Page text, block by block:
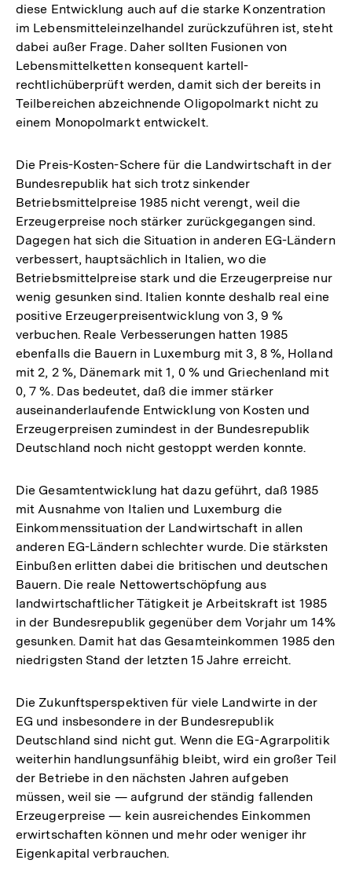
diese Entwicklung auch auf die starke Konzentration
im Lebensmitteleinzelhandel zurückzuführen ist, steht
dabei außer Frage. Daher sollten Fusionen von
Lebensmittelketten konsequent kartell-
rechtlichüberprüft werden, damit sich der bereits in
Teilbereichen abzeichnende Oligopolmarkt nicht zu
einem Monopolmarkt entwickelt.
Die Preis-Kosten-Schere für die Landwirtschaft in der
Bundesrepublik hat sich trotz sinkender
Betriebsmittelpreise 1985 nicht verengt, weil die
Erzeugerpreise noch stärker zurückgegangen sind.
Dagegen hat sich die Situation in anderen EG-Ländern
verbessert, hauptsächlich in Italien, wo die
Betriebsmittelpreise stark und die Erzeugerpreise nur
wenig gesunken sind. Italien konnte deshalb real eine
positive Erzeugerpreisentwicklung von 3, 9 %
verbuchen. Reale Verbesserungen hatten 1985
ebenfalls die Bauern in Luxemburg mit 3, 8 %, Holland
mit 2, 2 %, Dänemark mit 1, 0 % und Griechenland mit
0, 7 %. Das bedeutet, daß die immer stärker
auseinanderlaufende Entwicklung von Kosten und
Erzeugerpreisen zumindest in der Bundesrepublik
Deutschland noch nicht gestoppt werden konnte.
Die Gesamtentwicklung hat dazu geführt, daß 1985
mit Ausnahme von Italien und Luxemburg die
Einkommenssituation der Landwirtschaft in allen
anderen EG-Ländern schlechter wurde. Die stärksten
Einbußen erlitten dabei die britischen und deutschen
Bauern. Die reale Nettowertschöpfung aus
landwirtschaftlicher Tätigkeit je Arbeitskraft ist 1985
in der Bundesrepublik gegenüber dem Vorjahr um 14%
gesunken. Damit hat das Gesamteinkommen 1985 den
niedrigsten Stand der letzten 15 Jahre erreicht.
Die Zukunftsperspektiven für viele Landwirte in der
EG und insbesondere in der Bundesrepublik
Deutschland sind nicht gut. Wenn die EG-Agrarpolitik
weiterhin handlungsunfähig bleibt, wird ein großer Teil
der Betriebe in den nächsten Jahren aufgeben
müssen, weil sie — aufgrund der ständig fallenden
Erzeugerpreise — kein ausreichendes Einkommen
erwirtschaften können und mehr oder weniger ihr
Eigenkapital verbrauchen.